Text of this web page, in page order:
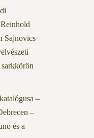
Sajnovics
–
–
és a